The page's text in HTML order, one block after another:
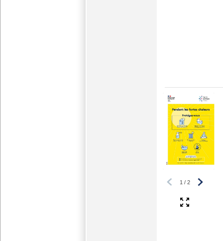
1 / 2